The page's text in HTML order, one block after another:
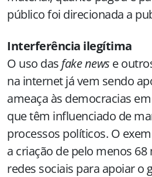
público foi direcionada a
Interferência ilegítima
O uso das fake news e
na internet já vem sendo
ameaça às democracias
que têm influenciado de
processos políticos. O
a criação de pelo menos
redes sociais para apoiar o